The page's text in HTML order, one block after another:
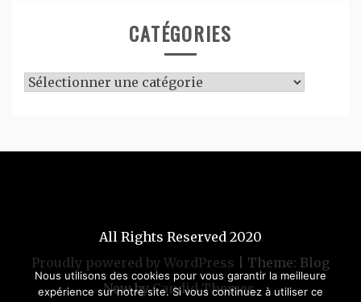
CATÉGORIES
Catégories
All Rights Reserved 2020
Proudly powered by WordPress
Theme: Blog
New byCandid Themes.
Nous utilisons des cookies pour vous garantir la meilleure
expérience sur notre site. Si vous continuez à utiliser ce